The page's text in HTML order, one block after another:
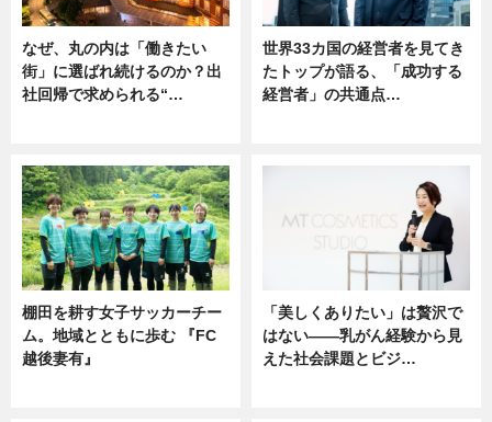
なぜ、丸の内は「働きたい
街」に選ばれ続けるのか？出
社回帰で求められる“…
世界33カ国の経営者を見てき
たトップが語る、「成功する
経営者」の共通点…
棚田を耕す女子サッカーチー
ム。地域とともに歩む 『FC
越後妻有』
「美しくありたい」は贅沢で
はない――乳がん経験から見
えた社会課題とビジ…